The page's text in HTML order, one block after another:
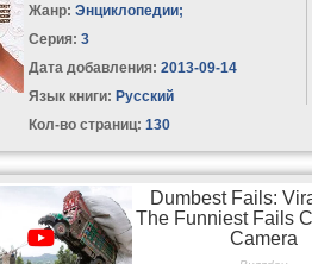
Жанр: Энциклопедии;
Серия:3
Дата добавления: 2013-09-14
Язык книги: Русский
Кол-во страниц: 130